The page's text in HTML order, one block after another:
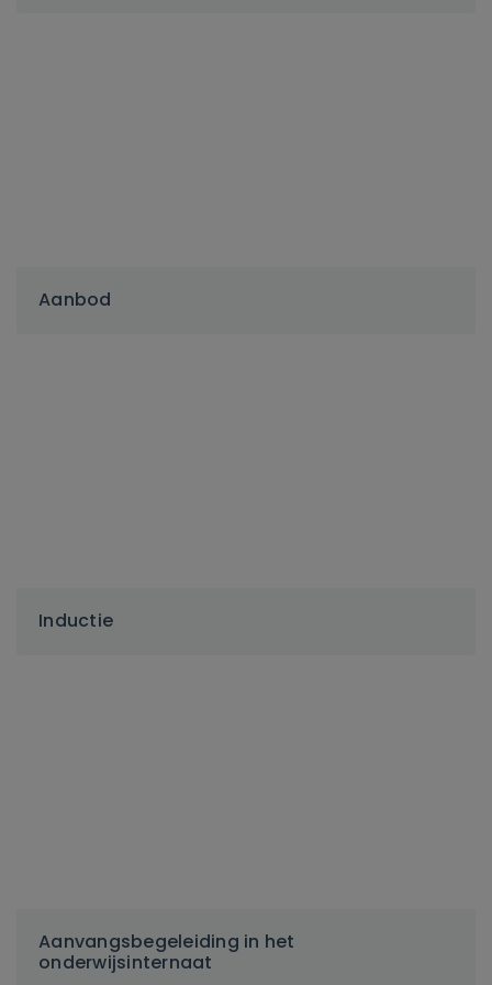
Aanbod
Inductie
Aanvangsbegeleiding in het
onderwijsinternaat